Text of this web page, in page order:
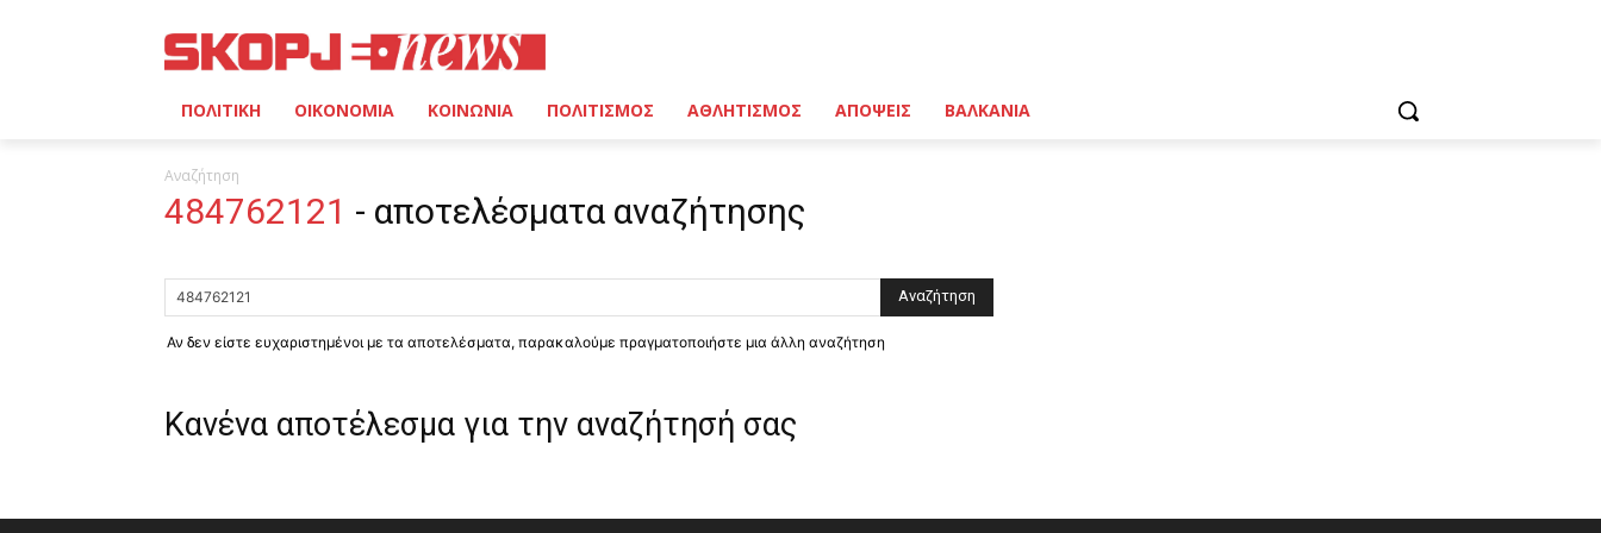
ΠΟΛΙΤΙΚΗ ΟΙΚΟΝΟΜΙΑ ΚΟΙΝΩΝΙΑ ΠΟΛΙΤΙΣΜΟΣ ΑΘΛΗΤΙΣΜΟΣ ΑΠΟΨΕΙΣ ΒΑΛΚΑΝΙΑ
Αναζήτηση
484762121 - αποτελέσματα αναζήτησης
Αν δεν είστε ευχαριστημένοι με τα αποτελέσματα, παρακαλούμε πραγματοποιήστε μια άλλη αναζήτηση
Κανένα αποτέλεσμα για την αναζήτησή σας